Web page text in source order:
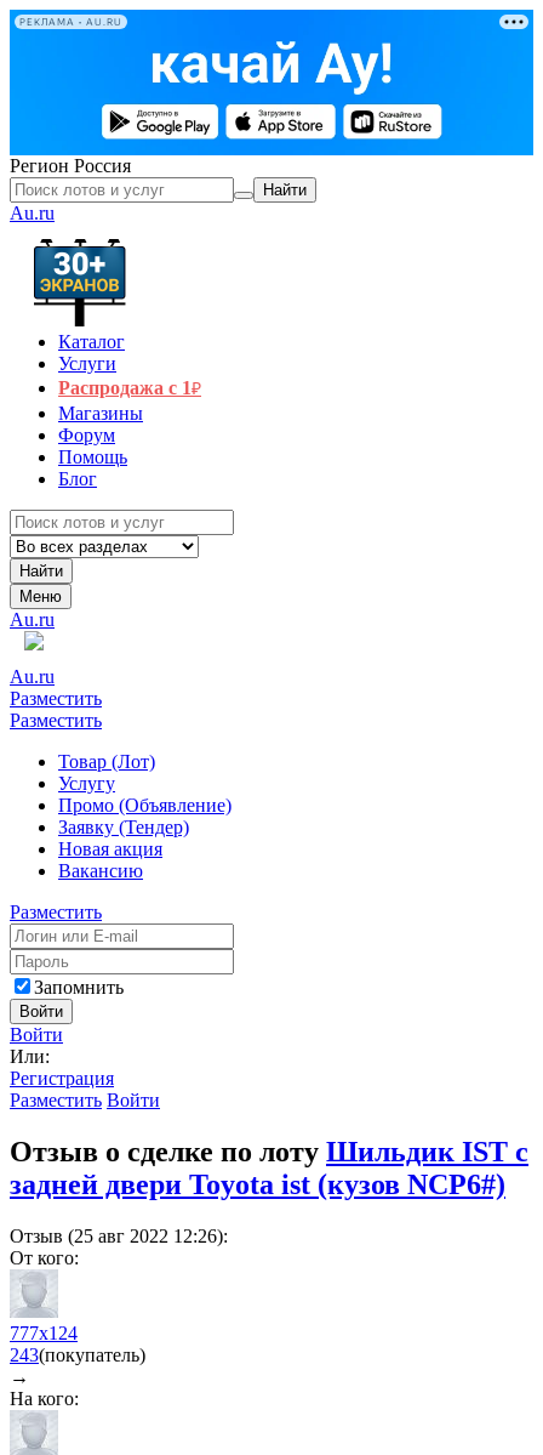
РЕКЛАМА • AU.RU
Регион Россия
Найти
Au.ru
Каталог
Услуги
Распродажа с 1₽
Магазины
Форум
Помощь
Блог
Найти
Меню
Au.ru
Au.ru
Разместить
Разместить
Товар (Лот)
Услугу
Промо (Объявление)
Заявку (Тендер)
Новая акция
Вакансию
Разместить
Запомнить
Войти
Войти
Или:
Регистрация
Разместить Войти
Отзыв о сделке по лоту Шильдик IST с
задней двери Toyota ist (кузов NCP6#)
Отзыв (25 авг 2022 12:26):
От кого:
777x124
243(покупатель)
→
На кого: